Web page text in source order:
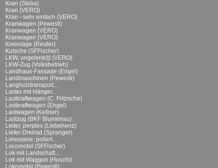
Kran (Steba)
Kran (VERO)
Kran - sehr einfach (VERO)
Kranwagen (Pewesti)
Kranwagen (VERO)
Kranwagen (VERO)
Kreissäge (Reuter)
Kutsche (SFFischer)
LKW, ungelenk(t) (VERO)
LKW-Zug (Volksbetrieb)
Landhaus-Fassade (Engel)
Landmaschinen (Pewesti)
Langholztransport...
Laster mit Hänger...
Lastkraftwagen (C. Fritzsche)
Lastkraftwagen (Engel)
Lastwagen (Kellner)
Lastzug (BKF Blumenau)
Leiter, perplex (Liebehenz)
Liefer-Dreirad (Spranger)
Limousine, poliert...
Locomobil (SFFischer)
Lok mit Landschaft...
Lok mit Waggon (Huschi)
Lokomobil (Pewesti)